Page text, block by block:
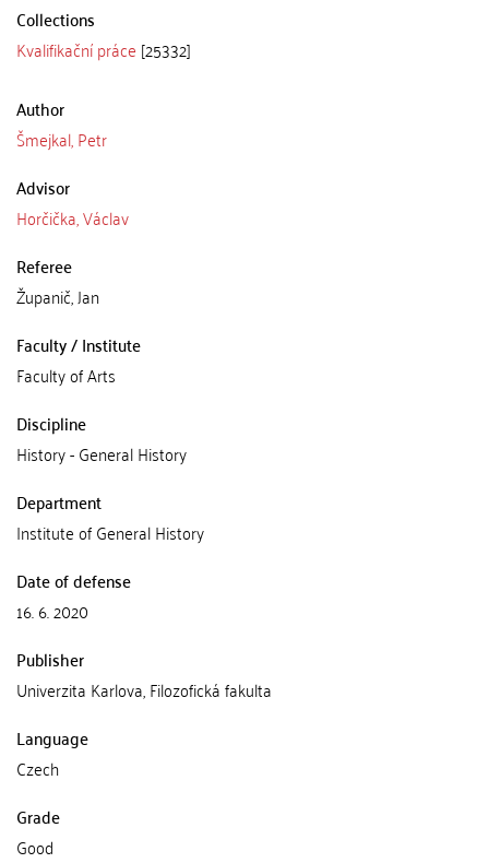
Collections
Kvalifikační práce [25332]
Author
Šmejkal, Petr
Advisor
Horčička, Václav
Referee
Županič, Jan
Faculty / Institute
Faculty of Arts
Discipline
History - General History
Department
Institute of General History
Date of defense
16. 6. 2020
Publisher
Univerzita Karlova, Filozofická fakulta
Language
Czech
Grade
Good